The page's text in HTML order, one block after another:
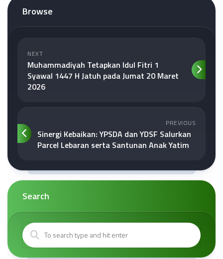
Browse
NEXT
Muhammadiyah Tetapkan Idul Fitri 1
Syawal 1447 H Jatuh pada Jumat 20 Maret
2026
PREVIOUS
Sinergi Kebaikan: YPSDA dan YDSF Salurkan
Parcel Lebaran serta Santunan Anak Yatim
Search